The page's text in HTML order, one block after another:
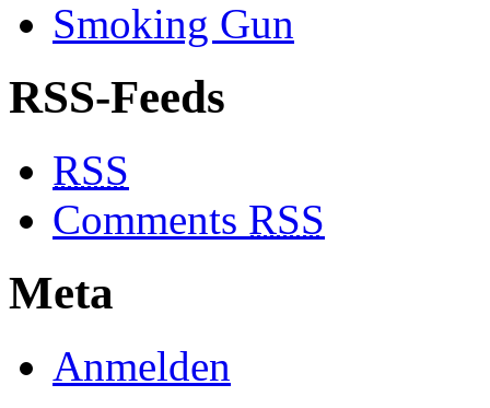
Smoking Gun
RSS-Feeds
RSS
Comments RSS
Meta
Anmelden